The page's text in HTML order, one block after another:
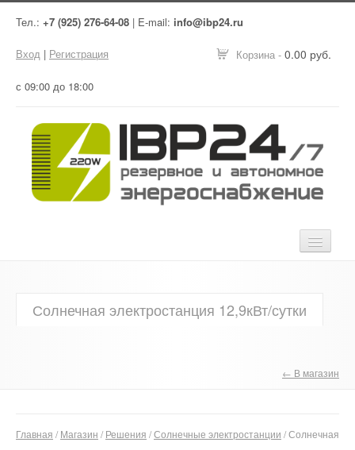
Тел.: +7 (925) 276-64-08 | E-mail: info@ibp24.ru
Корзина - 0.00 руб.
Вход | Регистрация
с 09:00 до 18:00
Оборудование
Солнечная электростанция 12,9кВт/сутки
← В магазин
Главная /Магазин /Решения /Солнечные электростанции / Солнечная